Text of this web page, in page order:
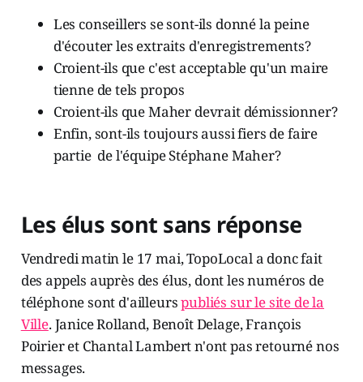
Les conseillers se sont-ils donné la peine
d'écouter les extraits d'enregistrements?
Croient-ils que c'est acceptable qu'un maire
tienne de tels propos
Croient-ils que Maher devrait démissionner?
Enfin, sont-ils toujours aussi fiers de faire
partie de l'équipe Stéphane Maher?
Les élus sont sans réponse
Vendredi matin le 17 mai, TopoLocal a donc fait
des appels auprès des élus, dont les numéros de
téléphone sont d'ailleurspubliés sur le site de la
Ville. Janice Rolland, Benoît Delage, François
Poirier et Chantal Lambert n'ont pas retourné nos
messages.